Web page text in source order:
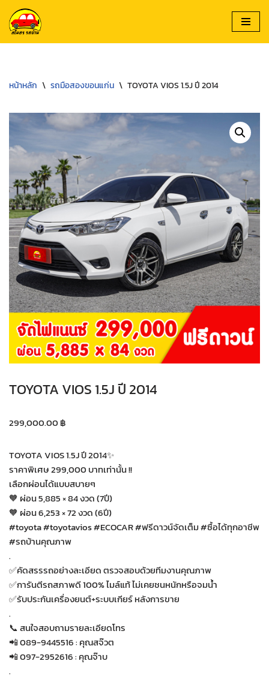
Skip
to
หน้าหลัก \ รถมือสองขอนแก่น \ TOYOTA VIOS 1.5J ปี 2014
TOYOTA VIOS 1.5J ปี 2014
299,000.00 ฿
TOYOTA VIOS 1.5J ปี 2014✨
ราคาพิเศษ 299,000 บาทเท่านั้น !!
เลือกผ่อนได้แบบสบายๆ
🧡 ผ่อน 5,885 × 84 งวด (7ปี)
🧡 ผ่อน 6,253 × 72 งวด (6ปี)
#toyota #toyotavios #ECOCAR #ฟรีดาวน์จัดเต็ม #ซื้อได้ทุกอาชีพ
#รถบ้านคุณภาพ
.
✅คัดสรรรถอย่างละเอียด ตรวจสอบด้วยทีมงานคุณภาพ
✅การันตีรถสภาพดี 100% ไมล์แท้ ไม่เคยชนหนักหรือจมน้ำ
✅รับประกันเครื่องยนต์+ระบบเกียร์ หลังการขาย
.
📞 สนใจสอบถามรายละเอียดโทร
📲 089-9445516 : คุณสจ๊วต
📲 097-2952616 : คุณจ๊าบ
.